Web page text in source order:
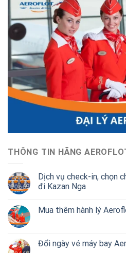
THÔNG TIN HÃNG
Dịch vụ check-in, chọn
đi Kazan Nga
Mua thêm hành lý
Đổi ngày vé máy bay